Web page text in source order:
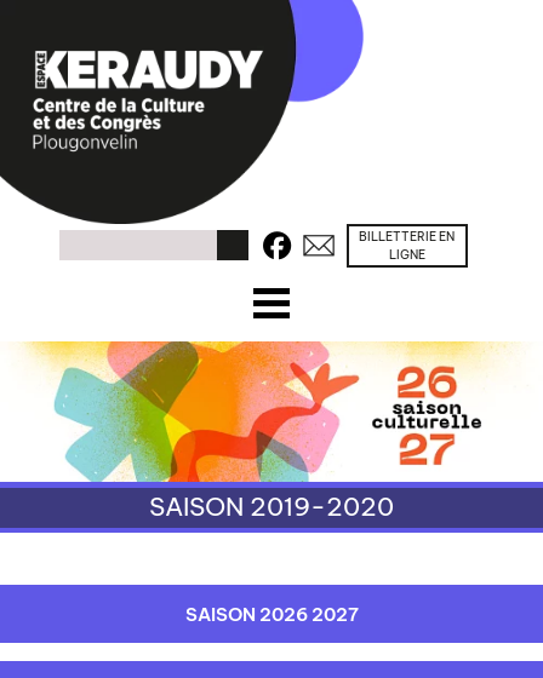
FacebookContactsBILLETTERIE EN
LIGNE
☰ Menu
ACCUEIL
PROGRAMME
CONGRÈS / SÉMINAIRES
PRÉSENTATIONSAISON 2019-2020
SAISON 2026 2027